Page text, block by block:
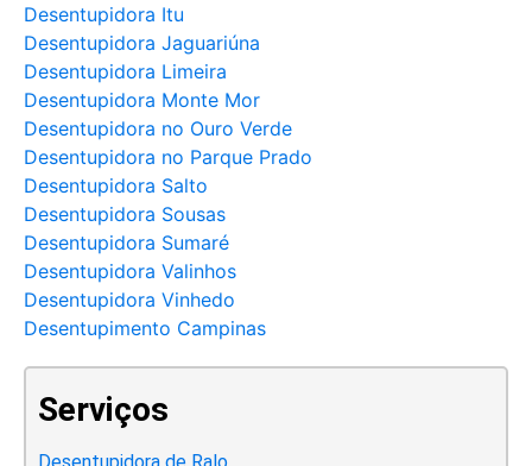
Desentupidora Itu
Desentupidora Jaguariúna
Desentupidora Limeira
Desentupidora Monte Mor
Desentupidora no Ouro Verde
Desentupidora no Parque Prado
Desentupidora Salto
Desentupidora Sousas
Desentupidora Sumaré
Desentupidora Valinhos
Desentupidora Vinhedo
Desentupimento Campinas
Serviços